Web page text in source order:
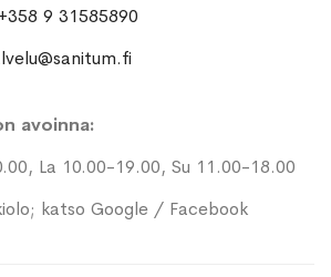
+358 9 31585890
avoinna:
La 10.00-19.00, Su 11.00-18.00
katso Google / Facebook